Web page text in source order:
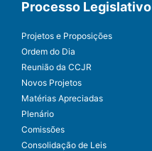
Processo Legislativo
Projetos e Proposições
Ordem do Dia
Reunião da CCJR
Novos Projetos
Matérias Apreciadas
Plenário
Comissões
Consolidação de Leis